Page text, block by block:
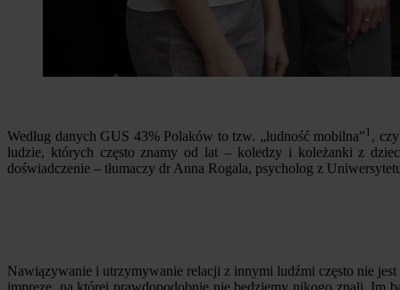
Według danych GUS 43% Polaków to tzw. „ludność mobilna”1 ,
ludzie, których często znamy od lat – koledzy i koleżanki z
doświadczenie – tłumaczy dr Anna Rogala, psycholog z
Nawiązywanie i utrzymywanie relacji z innymi ludźmi często nie jest